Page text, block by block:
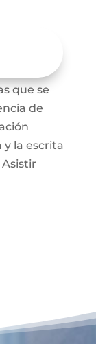
la
que se
de
y la escrita